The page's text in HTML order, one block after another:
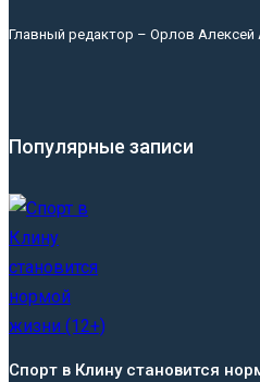
Главный редактор – Орлов Алексей
Популярные записи
Спорт в Клину становится